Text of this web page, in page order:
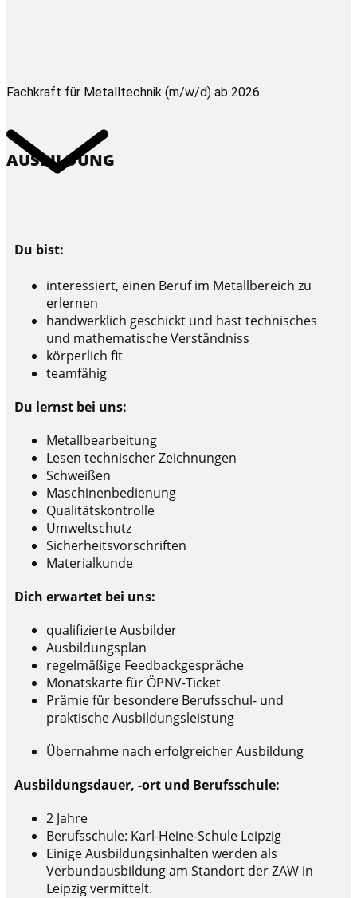
AUSBILDUNG
Fachkraft für Metalltechnik (m/w/d) ab 2026
Du bist:
interessiert, einen Beruf im Metallbereich zu
erlernen
handwerklich geschickt und hast technisches
und mathematische Verständniss
körperlich fit
teamfähig
Du lernst bei uns:
Metallbearbeitung
Lesen technischer Zeichnungen
Schweißen
Maschinenbedienung
Qualitätskontrolle
Umweltschutz
Sicherheitsvorschriften
Materialkunde
Dich erwartet bei uns:
qualifizierte Ausbilder
Ausbildungsplan
regelmäßige Feedbackgespräche
Monatskarte für ÖPNV-Ticket
Prämie für besondere Berufsschul- und
praktische Ausbildungsleistung
Übernahme nach erfolgreicher Ausbildung
Ausbildungsdauer, -ort und Berufsschule:
2 Jahre
Berufsschule: Karl-Heine-Schule Leipzig
Einige Ausbildungsinhalten werden als
Verbundausbildung am Standort der ZAW in
Leipzig vermittelt.